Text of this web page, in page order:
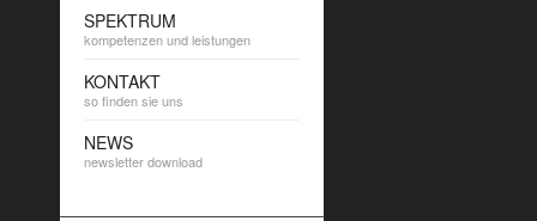
SPEKTRUM
kompetenzen und leistungen
KONTAKT
so finden sie uns
NEWS
newsletter download